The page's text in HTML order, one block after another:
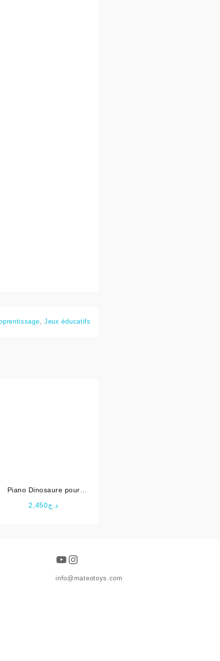
Jeux éducatifs
Piano Dinosaure pour
د.ج2,450
YouTube
Instagram
info@mateotoys.com